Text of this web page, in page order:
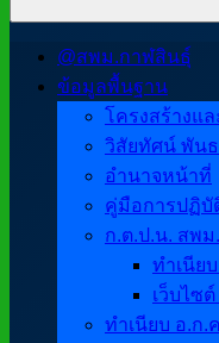
@สพม.กาฬสินธุ์
ข้อมูลพื้นฐาน
โครงสร้างแ
วิสัยทัศน์ พัน
อำนาจหน้าที่
คู่มือการปฏิบั
ก.ต.ป.น. สพ
ทำเนีย
เว็บไซ
ทำเนียบ อ.ก.